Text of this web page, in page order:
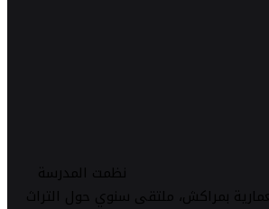
نظمت المدرسة
بمراكش، ملتقى سنوي حول التراث